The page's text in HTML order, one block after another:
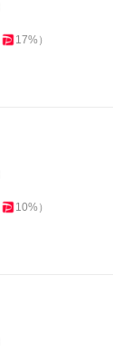
17%）
10%）